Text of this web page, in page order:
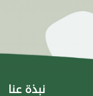
نبذة عنا